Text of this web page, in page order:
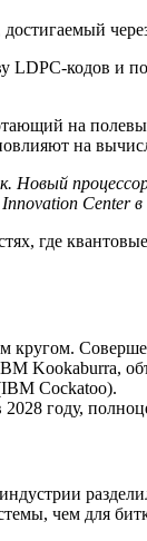
кодов и
на
на
где
Kookaburra,
Cockatoo).
2028 году,
чем для